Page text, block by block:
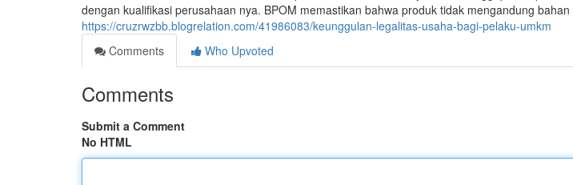
dengan kualifikasi perusahaan nya. BPOM memastikan bahwa produk tidak mengandung
https://cruzrwzbb.blogrelation.com/41986083/keunggulan-legalitas-usaha-bagi-pelaku-umkm
Comments
Who Upvoted
Comments
Submit a Comment
No HTML